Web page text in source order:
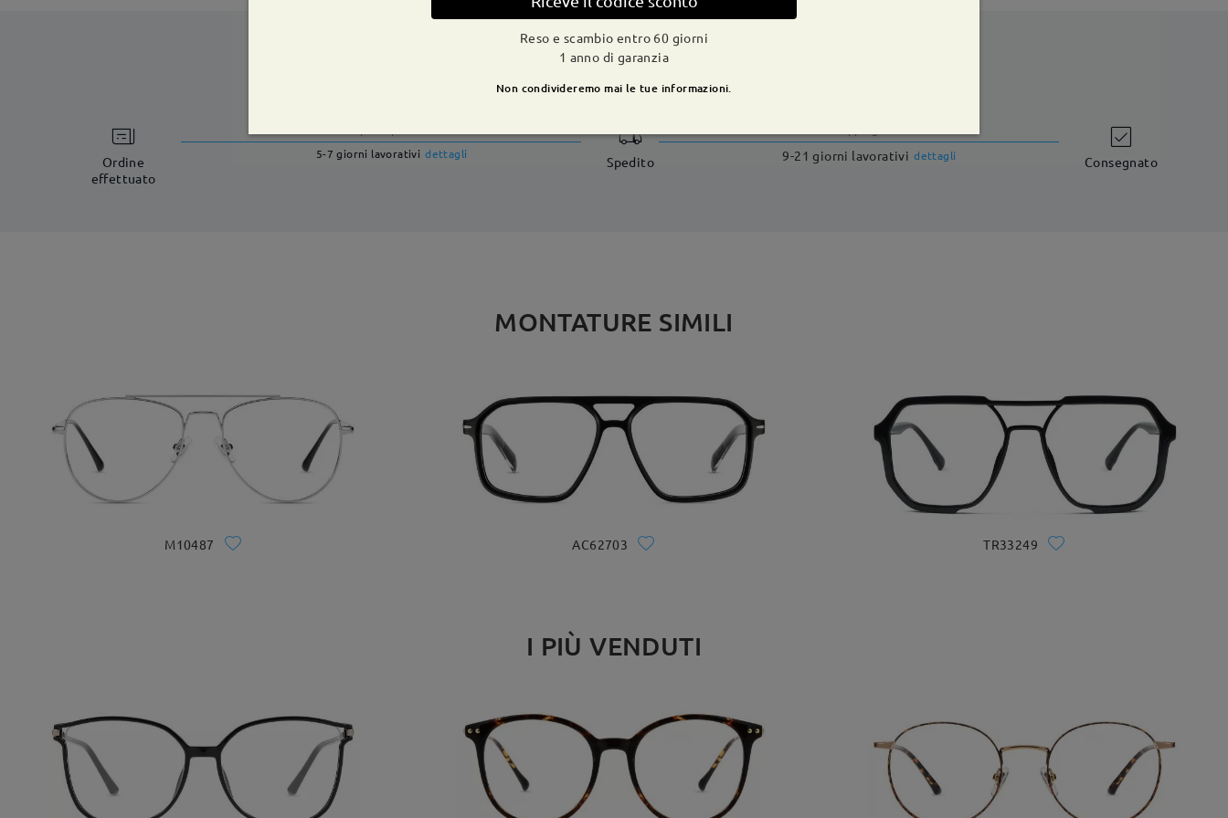
CONSEGNA
Ordine
effettuato
5-7 giorni lavorativi dettagli Spedito 9-21 giorni lavorativi dettagli Consegnato
MONTATURE SIMILI
M10487 AC62703 TR33249
I PIÙ VENDUTI
Reso e scambio entro 60 giorni
1 anno di garanzia
Non condivideremo mai le tue informazioni.